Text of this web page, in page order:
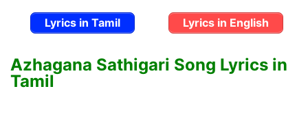
Lyrics in Tamil Lyrics in English
Azhagana Sathigari Song Lyrics in
Tamil